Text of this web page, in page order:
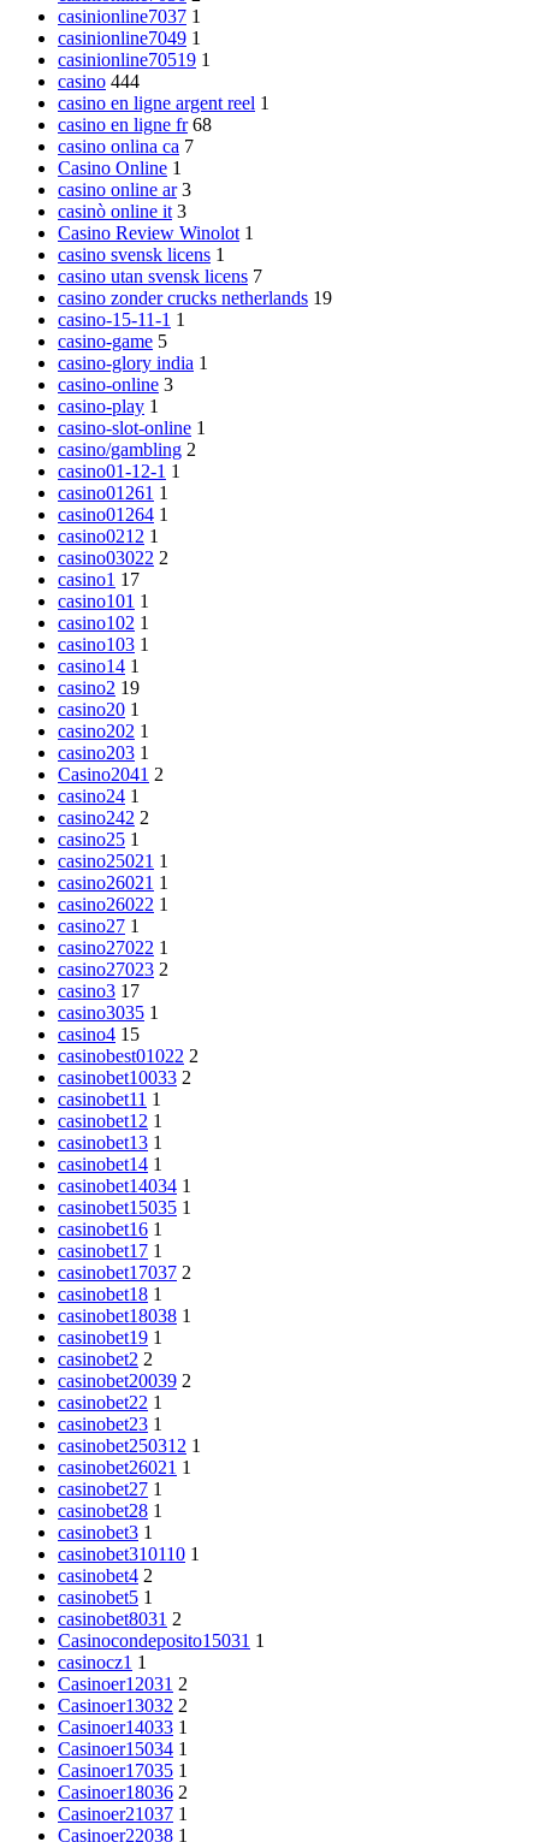
casinionline7037 1
casinionline7049 1
casinionline70519 1
casino 444
casino en ligne argent reel 1
casino en ligne fr 68
casino onlina ca 7
Casino Online 1
casino online ar 3
casinò online it 3
Casino Review Winolot 1
casino svensk licens 1
casino utan svensk licens 7
casino zonder crucks netherlands 19
casino-15-11-1 1
casino-game 5
casino-glory india 1
casino-online 3
casino-play 1
casino-slot-online 1
casino/gambling 2
casino01-12-1 1
casino01261 1
casino01264 1
casino0212 1
casino03022 2
casino1 17
casino101 1
casino102 1
casino103 1
casino14 1
casino2 19
casino20 1
casino202 1
casino203 1
Casino2041 2
casino24 1
casino242 2
casino25 1
casino25021 1
casino26021 1
casino26022 1
casino27 1
casino27022 1
casino27023 2
casino3 17
casino3035 1
casino4 15
casinobest01022 2
casinobet10033 2
casinobet11 1
casinobet12 1
casinobet13 1
casinobet14 1
casinobet14034 1
casinobet15035 1
casinobet16 1
casinobet17 1
casinobet17037 2
casinobet18 1
casinobet18038 1
casinobet19 1
casinobet2 2
casinobet20039 2
casinobet22 1
casinobet23 1
casinobet250312 1
casinobet26021 1
casinobet27 1
casinobet28 1
casinobet3 1
casinobet310110 1
casinobet4 2
casinobet5 1
casinobet8031 2
Casinocondeposito15031 1
casinocz1 1
Casinoer12031 2
Casinoer13032 2
Casinoer14033 1
Casinoer15034 1
Casinoer17035 1
Casinoer18036 2
Casinoer21037 1
Casinoer22038 1